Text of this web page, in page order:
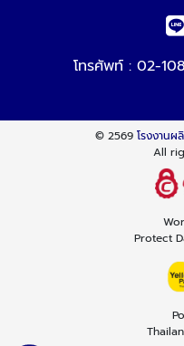
โทรศัพท์ : 02-
© 2569 โรงงานผ
All
Protect